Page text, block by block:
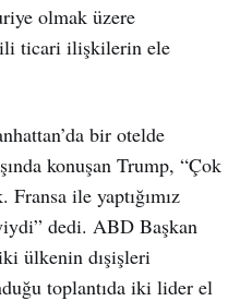
olmak üzere
ticari ilişkilerin ele
bir otelde
konuşan Trump, “Çok
ile yaptığımız
dedi. ABD Başkan
ülkenin dışişleri
toplantıda iki lider el